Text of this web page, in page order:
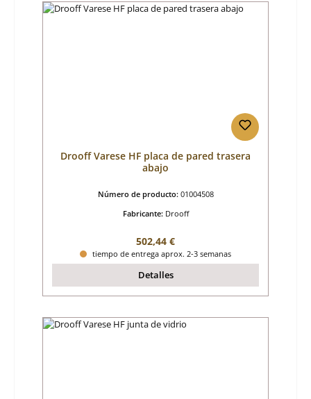
Drooff Varese HF placa de pared trasera
abajo
Número de producto: 01004508
Fabricante: Drooff
Precio normal:
502,44 €
tiempo de entrega aprox. 2-3 semanas
Detalles